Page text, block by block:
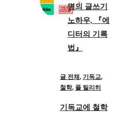
명의 글쓰기
노하우, 『에
디터의 기록
법』
글 전체 , 기독교,
철학, 폴 틸리히
기독교에 철학